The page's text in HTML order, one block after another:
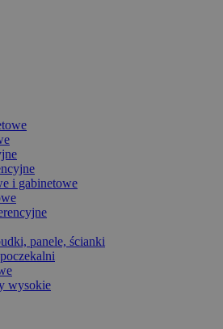
i gabinetowe
panele, ścianki
wysokie